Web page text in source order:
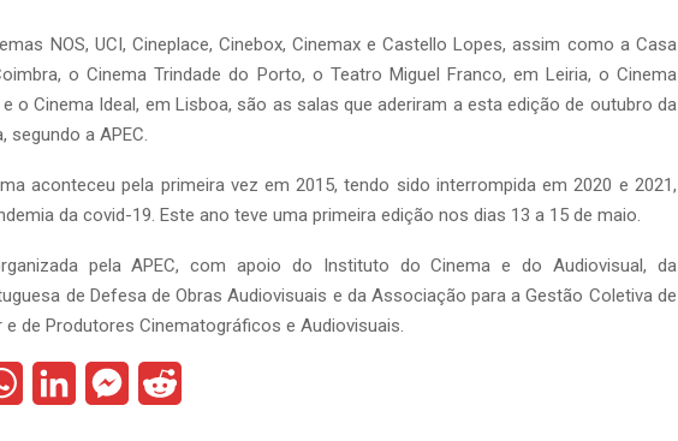
NOS, UCI, Cineplace, Cinebox, Cinemax e Castello Lopes, assim como a Casa
o Cinema Trindade do Porto, o Teatro Miguel Franco, em Leiria, o Cinema
o Cinema Ideal, em Lisboa, são as salas que aderiram a esta edição de outubro da
segundo a APEC.
aconteceu pela primeira vez em 2015, tendo sido interrompida em 2020 e 2021,
da covid-19. Este ano teve uma primeira edição nos dias 13 a 15 de maio.
pela APEC, com apoio do Instituto do Cinema e do Audiovisual, da
de Defesa de Obras Audiovisuais e da Associação para a Gestão Coletiva de
e de Produtores Cinematográficos e Audiovisuais.
W
M